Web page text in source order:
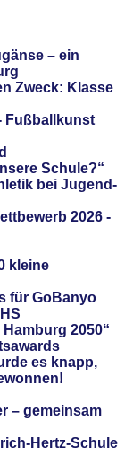
– ein
Zweck: Klasse
Fußballkunst
Schule?“
bei Jugend-
2026 -
kleine
für GoBanyo
2050“
es knapp,
– gemeinsam
Hertz-Schule